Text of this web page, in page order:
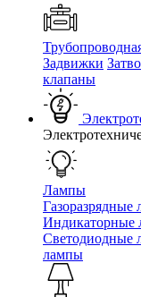
Задвижки
клапаны
Лампы
Газоразрядные
Индикаторные
Светодиодные
лампы